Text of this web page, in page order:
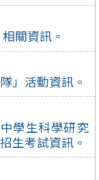
關資訊。
」活動資訊。
學生科學研究
生考試資訊。